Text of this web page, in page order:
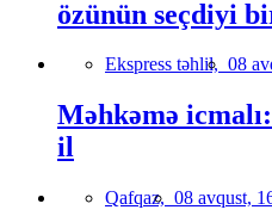
özünün seçdiyi
Ekspress təhlil, 08
Məhkəmə
il
Qafqaz, 08 avqust,